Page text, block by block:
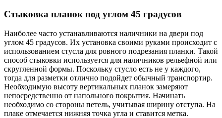
Стыковка планок под углом 45 градусов
Наиболее часто устанавливаются наличники на двери под
углом 45 градусов. Их установка своими руками происходит с
использованием стусла для ровного подрезания планки. Такой
способ стыковки используется для наличников рельефной или
скругленной формы. Поскольку стусло есть не у каждого,
тогда для разметки отлично подойдет обычный транспортир.
Необходимую высоту вертикальных планок замеряют
непосредственно от напольного покрытия. Начинать
необходимо со стороны петель, учитывая ширину отступа. На
плаке отмечается нижняя точка угла и ставится метка.